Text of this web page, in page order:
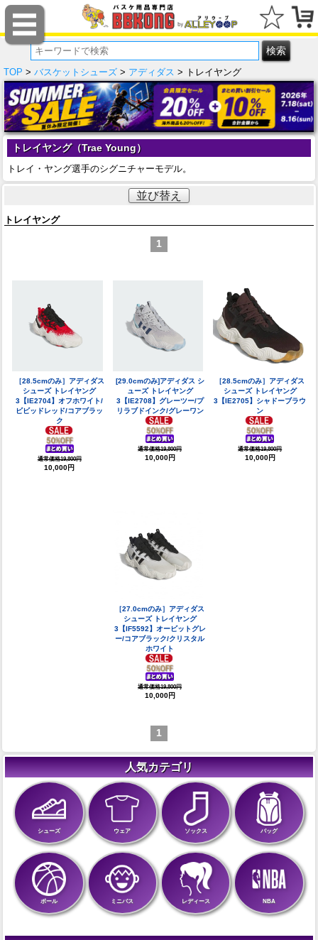
TOP > バスケットシューズ > アディダス > トレイヤング
トレイヤング（Trae Young）
トレイ・ヤング選手のシグニチャーモデル。
並び替え
トレイヤング
1
［28.5cmのみ］アディダス
シューズ トレイヤング
3【IE2704】オフホワイト/
ビビッドレッド/コアブラッ
ク
通常価格19,800円
10,000円
[29.0cmのみ]アディダス シ
ューズ トレイヤング
3【IE2708】グレーツー/プ
リラブドインク/グレーワン
通常価格19,800円
10,000円
［28.5cmのみ］アディダス
シューズ トレイヤング
3【IE2705】シャドーブラウ
ン
通常価格19,800円
10,000円
［27.0cmのみ］アディダス
シューズ トレイヤング
3【IF5592】オービットグレ
ー/コアブラック/クリスタル
ホワイト
通常価格19,800円
10,000円
1
人気カテゴリ
シューズ ウェア ソックス バッグ
ボール ミニバス レディース NBA